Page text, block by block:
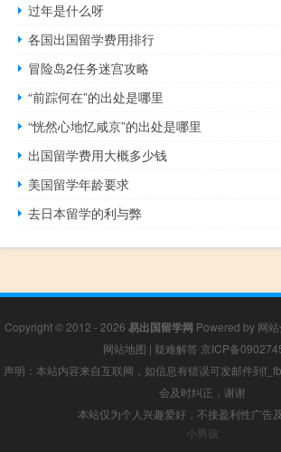
过年是什么呀
各国出国留学费用排行
冒险岛2任务迷宫攻略
“前踪何在”的出处是哪里
“恍然心地忆咸京”的出处是哪里
出国留学费用大概多少钱
美国留学年龄要求
去日本留学的利与弊
Copyright © 2012 - 2026 易出国留学网 Powered by 网
网站地图 | 疑难解答 京ICP备
声明：本站内容来自互联网，如信息有错误可发邮件到
会及时纠正，谢谢
本站仅为个人兴趣爱好，不接盈利性广告
小男孩